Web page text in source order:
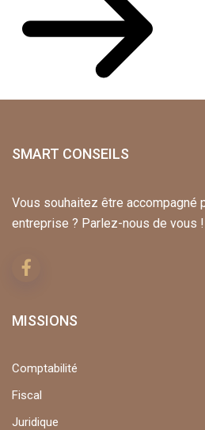
SMART CONSEILS
Vous souhaitez être accompagné
entreprise ? Parlez-nous de vous
MISSIONS
Comptabilité
Fiscal
Juridique